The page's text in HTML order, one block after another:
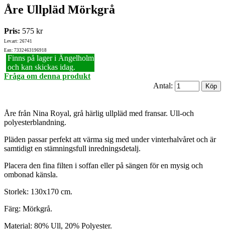
Åre Ullpläd Mörkgrå
Pris: 575 kr
Lev.art: 26741
Ean: 7332463196918
Finns på lager i Ängelholm
och kan skickas idag.
Fråga om denna produkt
Antal:
Åre från Nina Royal, grå härlig ullpläd med fransar. Ull-och
polyesterblandning.
Pläden passar perfekt att värma sig med under vinterhalvåret och är
samtidigt en stämningsfull inredningsdetalj.
Placera den fina filten i soffan eller på sängen för en mysig och
ombonad känsla.
Storlek: 130x170 cm.
Färg: Mörkgrå.
Material: 80% Ull, 20% Polyester.